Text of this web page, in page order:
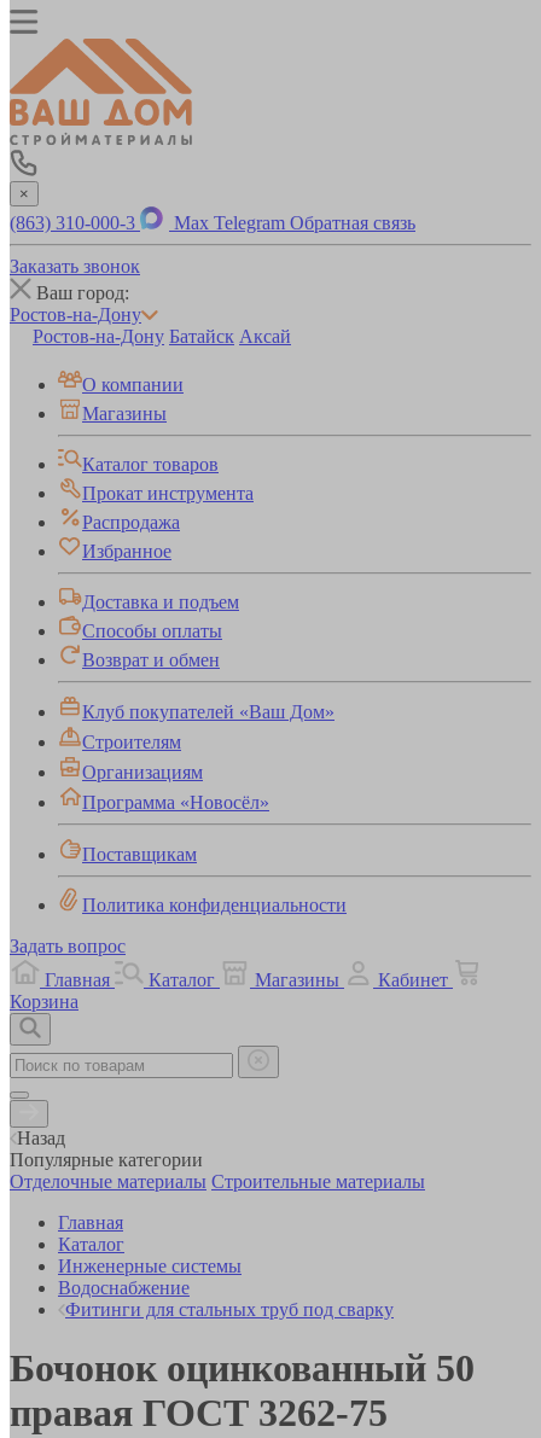
×
(863) 310-000-3 Max Telegram Обратная связь
Заказать звонок
Ваш город:
Ростов-на-Дону
Ростов-на-Дону Батайск Аксай
О компании
Магазины
Каталог товаров
Прокат инструмента
Распродажа
Избранное
Доставка и подъем
Способы оплаты
Возврат и обмен
Клуб покупателей «Ваш Дом»
Строителям
Организациям
Программа «Новосёл»
Поставщикам
Политика конфиденциальности
Задать вопрос
Главная
Каталог Магазины
Кабинет
Корзина
Назад
Популярные категории
Отделочные материалы Строительные материалы
Главная
Каталог
Инженерные системы
Водоснабжение
Фитинги для стальных труб под сварку
Бочонок оцинкованный 50
правая ГОСТ 3262-75